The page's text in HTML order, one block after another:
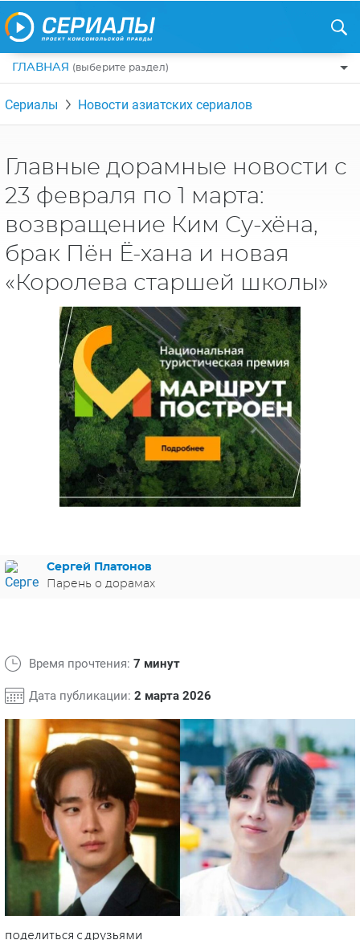
ГЛАВНАЯ (выберите раздел)
ПО ЖАНРАМ
КОМЕДИИ
ДРАМЫ
УЖАСЫ
ТРИЛЛЕРЫ
ФЭНТЕЗИ
КРИМИНАЛ
ФАНТАСТИКА
МЕЛОДРАМЫ
США
РОССИЯ
ИТАЛИЯ
ТУРЦИЯ
ИСПАНИЯ
ФРАНЦИЯ
ГЕРМАНИЯ
РЕЦЕНЗИИ
НА ВЫХОДНЫЕ
НОВОСТИ
ИНТЕРЕСНО
НОВОСТИ ТУРЕЦКИХ СЕРИАЛОВ
АЗИАТСКИЕ СЕРИАЛЫ
ИНТЕРВЬЮ
СВЕТСКИЕ НОВОСТИ
СПОЙЛЕРЫ ИЗ СЕРИАЛОВ
Сериалы Новости азиатских сериалов
Главные дорамные новости с
23 февраля по 1 марта:
возвращение Ким Су-хёна,
брак Пён Ё-хана и новая
«Королева старшей школы»
Сергей Платонов
Парень о дорамах
Время прочтения: 7 минут
Дата публикации: 2 марта 2026